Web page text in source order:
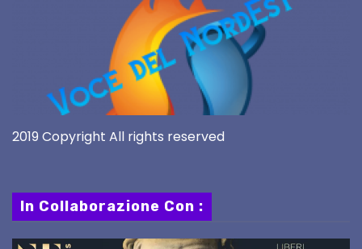
2019 Copyright All rights reserved
In Collaborazione Con :